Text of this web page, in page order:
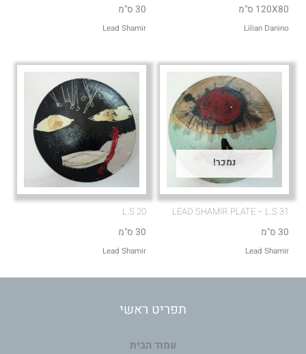
120X80 ס"מ
Lilian Danino
30 ס"מ
Lead Shamir
נמכר!
LEAD SHAMIR PLATE – L.S 31
30 ס"מ
Lead Shamir
L.S 20
30 ס"מ
Lead Shamir
תפריט ראשי
עמוד הבית